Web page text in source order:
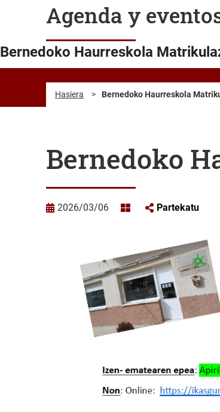
Agenda y
Bernedoko Haurreskola
Hasiera > Bernedoko Haurreskola
Bernedoko
2026/03/06 Partekatu